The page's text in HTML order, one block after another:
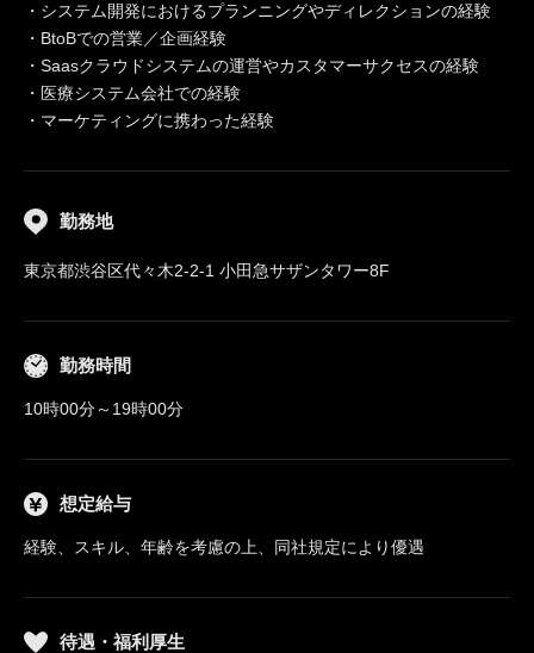
・システム開発におけるプランニングやディレクションの経験
・BtoBでの営業／企画経験
・Saasクラウドシステムの運営やカスタマーサクセスの経験
・医療システム会社での経験
・マーケティングに携わった経験
勤務地
東京都渋谷区代々木2-2-1 小田急サザンタワー8F
勤務時間
10時00分～19時00分
想定給与
経験、スキル、年齢を考慮の上、同社規定により優遇
待遇・福利厚生